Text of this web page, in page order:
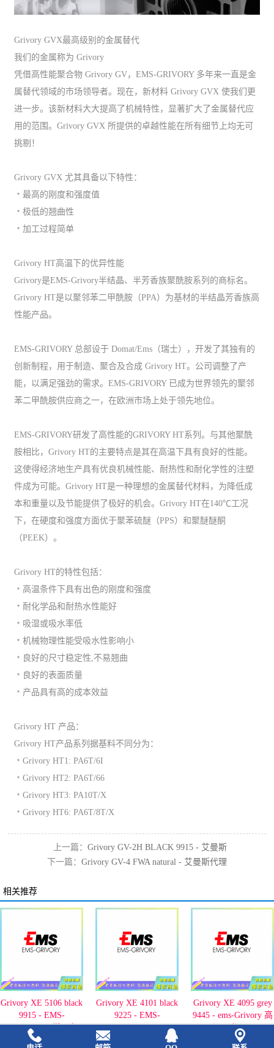
Grivory GVX最高级别的金属替代
我们的金属称为 Grivory
凭借高性能聚合物 Grivory GV，EMS-GRIVORY 多年来一直是金
属替代领域的市场领导者。现在，新材料 Grivory GVX 使我们更
进一步。该新材料大大提高了机械特性，显著扩大了金属替代应
用的范围。Grivory GVX 所提供的卓越性能在所有细节上均无可
挑剔！
Grivory GVX 尤其具备以下特性：
﹡最高的刚度和强度值
﹡极低的翘曲性
﹡加工过程简单
Grivory HT高温下的优异性能
Grivory是EMS-Grivory半结晶、半芳香族聚酰胺系列的商标名。
Grivory HT是以聚邻苯二甲酰胺（PPA）为基材的半结晶芳香族高
性能产品。
EMS-GRIVORY 总部设于 Domat/Ems（瑞士），开发了其独有的
创新制程，用于制造、聚合及合成 Grivory HT。公司调整了产
能，以满足强劲的需求。EMS-GRIVORY 已成为世界领先的聚邻
苯二甲酰胺供应商之一，在欧洲市场上处于领先地位。
EMS-GRIVORY研发了高性能的GRIVORY HT系列。与其他聚酰
胺相比，Grivory HT的主要特点是其在高温下具有良好的性能。
这使得经济地生产具有优良机械性能、耐热性和耐化学性的注塑
件成为可能。Grivory HT是一种理想的金属替代材料，为降低成
本和重量以及节能提供了极好的机会。Grivory HT在140℃工况
下，在硬度和强度方面优于聚苯硫醚（PPS）和聚醚醚酮
（PEEK）。
Grivory HT的特性包括：
﹡高温条件下具有出色的刚度和强度
﹡耐化学品和耐热水性能好
﹡吸湿或吸水率低
﹡机械物理性能受吸水性影响小
﹡良好的尺寸稳定性,不易翘曲
﹡良好的表面质量
﹡产品具有高的成本效益
Grivory HT 产品：
Grivory HT产品系列据基料不同分为：
﹡Grivory HT1: PA6T/6I
﹡Grivory HT2: PA6T/66
﹡Grivory HT3: PA10T/X
﹡Grivory HT6: PA6T/8T/X
上一篇：Grivory GV-2H BLACK 9915 - 艾曼斯
代理
下一篇： Grivory GV-4 FWA natural - 艾曼斯代理
相关推荐
Grivory XE 5106 black
9915 - EMS-
GRIVORY阻燃尼龙
Grivory XE 4101 black
9225 - EMS-
GRIVORY
Grivory XE 4095 grey
9445 - ems-Grivory 高
温尼龙10T